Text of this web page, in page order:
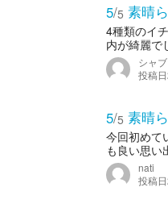
5/5 素晴
4種類のイ
内が綺麗で
シャ
投稿日
5/5 素晴
今回初めて
も良い思い
nati
投稿日